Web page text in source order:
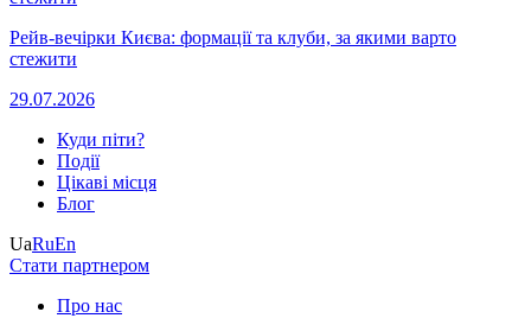
Рейв-вечірки Києва: формації та клуби, за якими варто
стежити
29.07.2026
Куди піти?
Події
Цікаві місця
Блог
UaRuEn
Стати партнером
Про нас